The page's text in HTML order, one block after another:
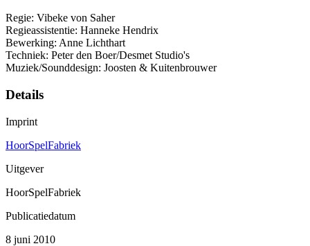
Regie: Vibeke von Saher
Regieassistentie: Hanneke Hendrix
Bewerking: Anne Lichthart
Techniek: Peter den Boer/Desmet Studio's
Muziek/Sounddesign: Joosten & Kuitenbrouwer
Details
Imprint
HoorSpelFabriek
Uitgever
HoorSpelFabriek
Publicatiedatum
8 juni 2010